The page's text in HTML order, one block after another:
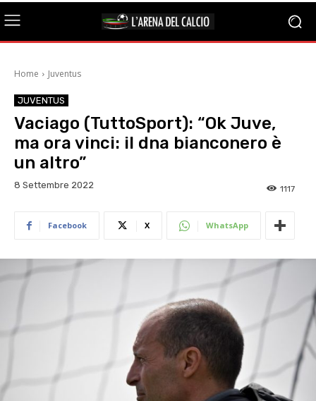
Home Juventus
JUVENTUS
Vaciago (TuttoSport): “Ok Juve,
ma ora vinci: il dna bianconero è
un altro”
8 Settembre 2022 1117
Facebook X WhatsApp